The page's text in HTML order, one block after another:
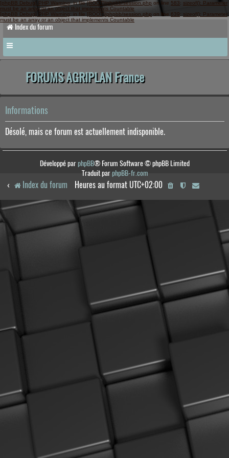
[phpBB Debug] PHP Warning: in file[ROOT]/phpbb/session.php on line 583: sizeof(): Parameter
must be an array or an object that implements Countable
[phpBB Debug] PHP Warning: in file [ROOT]/phpbb/session.php on line 639: sizeof(): Parameter
must be an array or an object that implements Countable
Index du forum
FORUMS AGRIPLAN France
Informations
Désolé, mais ce forum est actuellement indisponible.
Développé parphpBB® Forum Software © phpBB Limited
Traduit parphpBB-fr.com
Index du forum Heures au format UTC+02:00